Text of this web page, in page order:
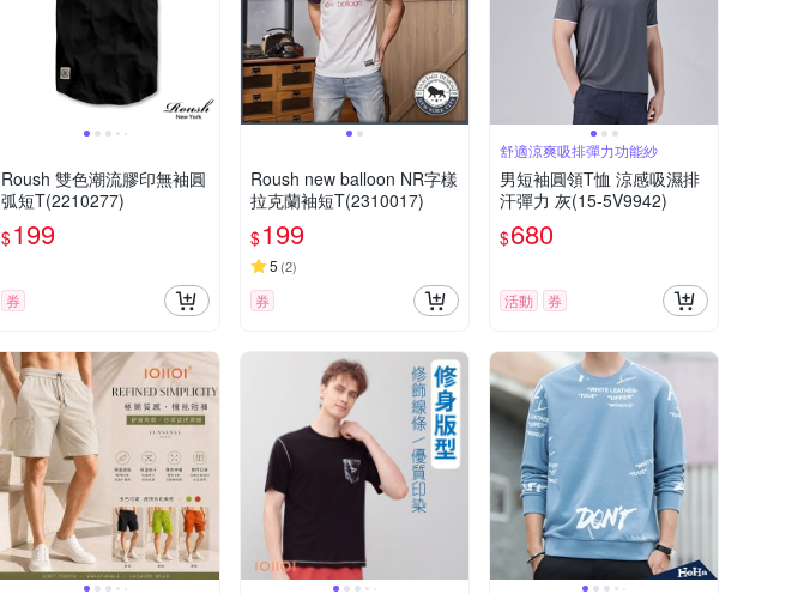
Roush 雙色潮流膠印無袖圓
弧短T(2210277)
$199
券
Roush new balloon NR字樣
拉克蘭袖短T(2310017)
$199
5 (2)
券
舒適涼爽吸排彈力功能紗
男短袖圓領T恤 涼感吸濕排
汗彈力 灰(15-5V9942)
$680
活動 券